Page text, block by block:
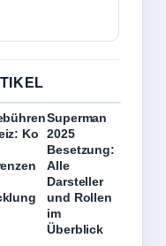
Ko
Superman
2025
Besetzung:
Alle
Darsteller
und Rollen
im
Überblick